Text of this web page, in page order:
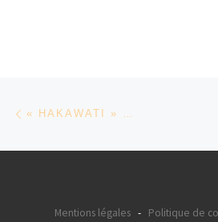
Parcourir les
« HAKAWATI » DE KARIM DRIDI ET JULIEN GAERTNER
Mentions légales- Politique de